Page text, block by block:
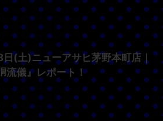
日(土)ニューアサヒ茅野本町店｜
流儀』レポート！